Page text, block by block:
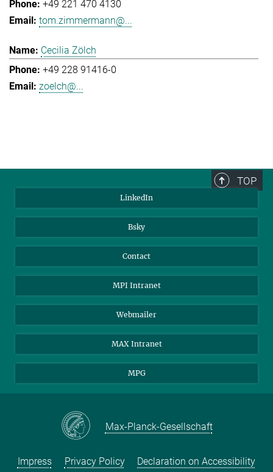
+49 221 470 4130
tom.zimmermann@...
Cecilia Zölch
+49 228 91416-0
zoelch@...
TOP
LinkedIn
Bsky
Contact
MPI Intranet
Webmailer
MAX Intranet
MPG
Max-Planck-Gesellschaft
Impress Privacy Policy Declaration on Accessibility